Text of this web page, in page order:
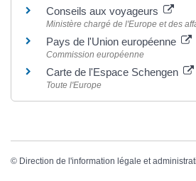
Conseils aux voyageurs
Ministère chargé de l'Europe et des
Pays de l'Union européenne
Commission européenne
Carte de l'Espace Schengen
Toute l'Europe
© Direction de l'information légale et